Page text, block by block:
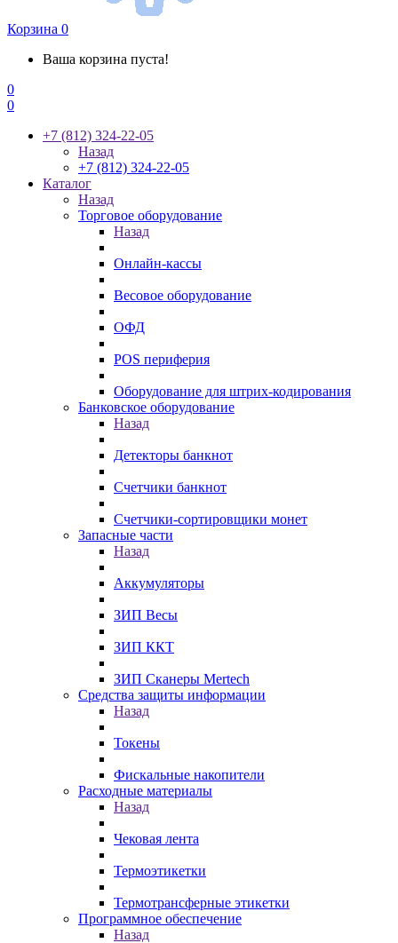
Корзина 0
Ваша корзина пуста!
0
0
+7 (812) 324-22-05
Назад
+7 (812) 324-22-05
Каталог
Назад
Торговое оборудование
Назад
Онлайн-кассы
Весовое оборудование
ОФД
POS периферия
Оборудование для штрих-кодирования
Банковское оборудование
Назад
Детекторы банкнот
Счетчики банкнот
Счетчики-сортировщики монет
Запасные части
Назад
Аккумуляторы
ЗИП Весы
ЗИП ККТ
ЗИП Сканеры Mertech
Средства защиты информации
Назад
Токены
Фискальные накопители
Расходные материалы
Назад
Чековая лента
Термоэтикетки
Термотрансферные этикетки
Программное обеспечение
Назад